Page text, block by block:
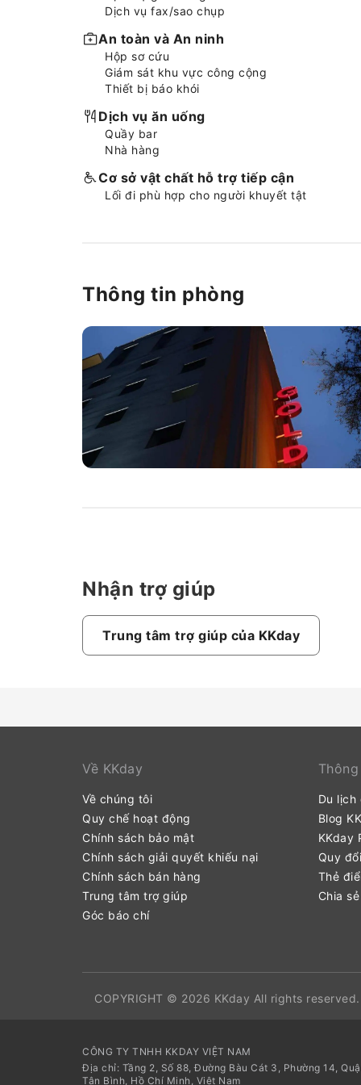
Dịch vụ fax/sao chụp
An toàn và An ninh
Hộp sơ cứu
Giám sát khu vực công cộng
Thiết bị báo khói
Dịch vụ ăn uống
Quầy bar
Nhà hàng
Cơ sở vật chất hỗ trợ tiếp cận
Lối đi phù hợp cho người khuyết tật
Thông tin phòng
Nhận trợ giúp
Trung tâm trợ giúp của KKday
Về KKday
Về chúng tôi
Quy chế hoạt động
Chính sách bảo mật
Chính sách giải quyết khiếu nại
Chính sách bán hàng
Trung tâm trợ giúp
Góc báo chí
Du lịch
Blog
KKday
Quy
Thẻ
Chia
COPYRIGHT © 2026 KKday All rights reserved.
CÔNG TY TNHH KKDAY VIỆT NAM
Địa chỉ: Tầng 2, Số 88, Đường Bàu Cát 3, Phường 14,
Tân Bình, Hồ Chí Minh, Việt Nam